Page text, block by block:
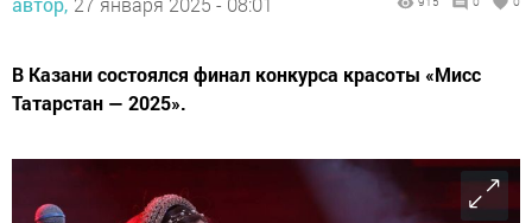
В Казани состоялся финал конкурса красоты «Мисс
Татарстан — 2025».